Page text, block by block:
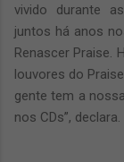
vivido durante
juntos há anos
Renascer Praise.
louvores do
gente tem a
nos CDs”, declara.